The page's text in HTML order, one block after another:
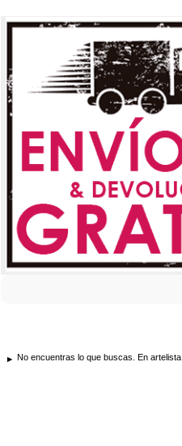
No encuentras lo que buscas. En artelista